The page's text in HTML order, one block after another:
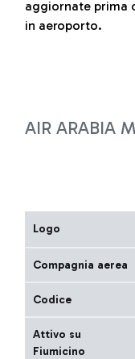
aggiornate prima
in aeroporto.
AIR ARABIA
Logo
Compagnia aerea
Codice
Attivo su
Fiumicino